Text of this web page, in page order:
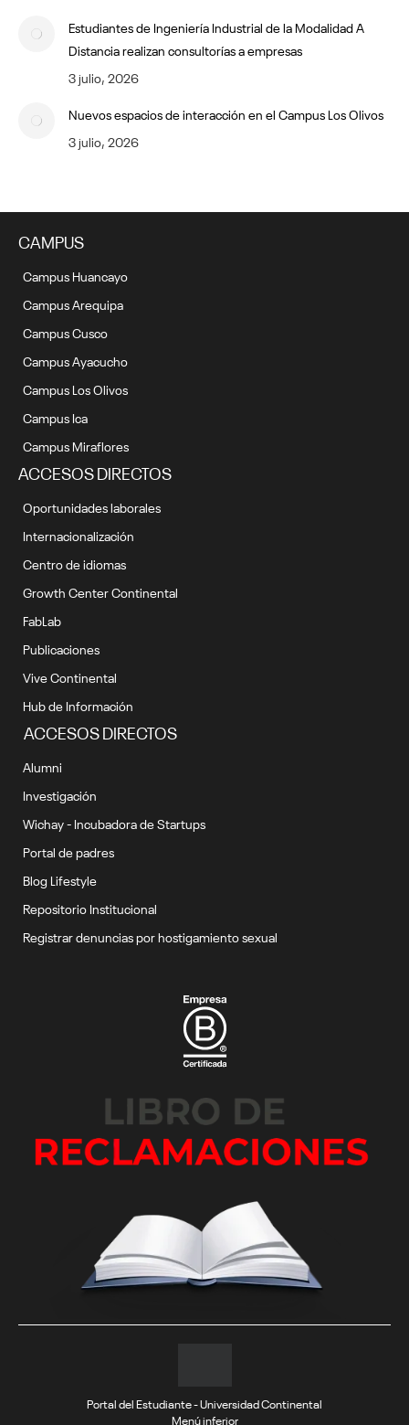
Estudiantes de Ingeniería Industrial de la Modalidad A
Distancia realizan consultorías a empresas
3 julio, 2026
Nuevos espacios de interacción en el Campus Los Olivos
3 julio, 2026
CAMPUS
Campus Huancayo
Campus Arequipa
Campus Cusco
Campus Ayacucho
Campus Los Olivos
Campus Ica
Campus Miraflores
ACCESOS DIRECTOS
Oportunidades laborales
Internacionalización
Centro de idiomas
Growth Center Continental
FabLab
Publicaciones
Vive Continental
Hub de Información
ACCESOS DIRECTOS
Alumni
Investigación
Wichay - Incubadora de Startups
Portal de padres
Blog Lifestyle
Repositorio Institucional
Registrar denuncias por hostigamiento sexual
Portal del Estudiante - Universidad Continental
Menú inferior